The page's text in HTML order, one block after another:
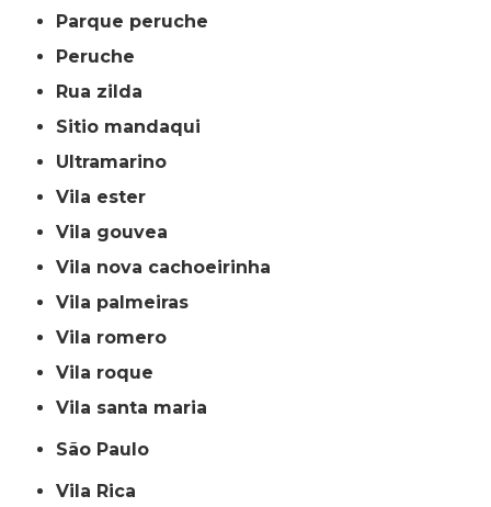
parque peruche
peruche
rua zilda
sitio mandaqui
ultramarino
vila ester
vila gouvea
vila nova cachoeirinha
vila palmeiras
vila romero
vila roque
vila santa maria
São Paulo
Vila Rica